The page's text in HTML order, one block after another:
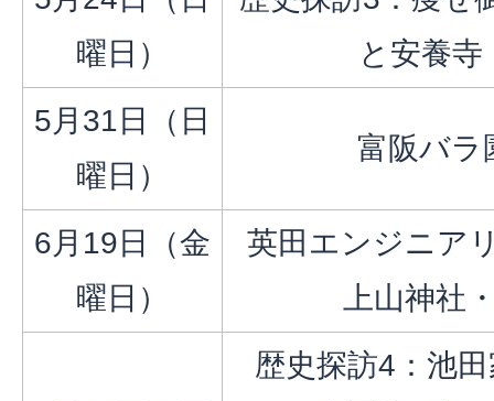
曜日）
と安養
5月31日（日
曜日）
富阪バラ
6月19日（金
曜日）​​​​​​
英田エンジニア
上山神社
歴史探訪4：池